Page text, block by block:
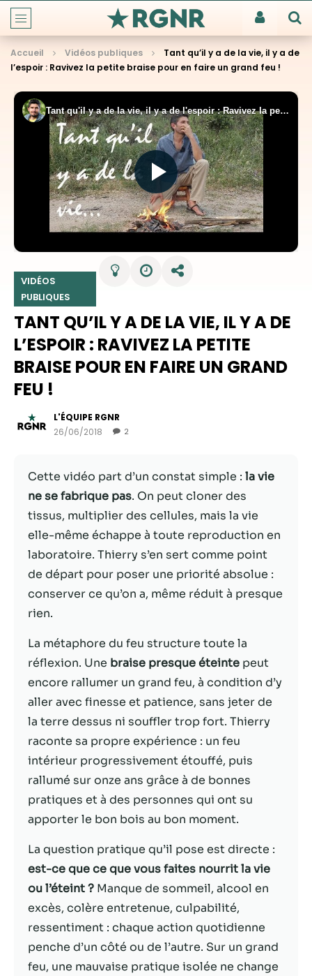
Accueil Vidéos publiques
Tant qu’il y a de la vie, il y a de
l’espoir : Ravivez la petite braise pour en faire un grand feu !
VIDÉOS
PUBLIQUES
TANT QU’IL Y A DE LA VIE, IL Y A DE
L’ESPOIR : RAVIVEZ LA PETITE
BRAISE POUR EN FAIRE UN GRAND
FEU !
L'ÉQUIPE RGNR
26/06/2018
2
Cette vidéo part d’un constat simple : la vie
ne se fabrique pas. On peut cloner des
tissus, multiplier des cellules, mais la vie
elle-même échappe à toute reproduction en
laboratoire. Thierry s’en sert comme point
de départ pour poser une priorité absolue :
conserver ce qu’on a, même réduit à presque
rien.
La métaphore du feu structure toute la
réflexion. Une braise presque éteinte peut
encore rallumer un grand feu, à condition d’y
aller avec finesse et patience, sans jeter de
la terre dessus ni souffler trop fort. Thierry
raconte sa propre expérience : un feu
intérieur progressivement étouffé, puis
rallumé sur onze ans grâce à de bonnes
pratiques et à des personnes qui ont su
apporter le bon bois au bon moment.
La question pratique qu’il pose est directe :
est-ce que ce que vous faites nourrit la vie
ou l’éteint ? Manque de sommeil, alcool en
excès, colère entretenue, culpabilité,
ressentiment : chaque action quotidienne
penche d’un côté ou de l’autre. Sur un grand
feu, une mauvaise pratique isolée ne change
Nécessaire
Ces cookies ne
sont pas
facultatifs. Ils
sont
nécessaires au
fonctionnement
Statistiques
Afin que nous
puissions
améliorer la
fonctionnalité
et la structure
du site Web,
en fonction
de la façon
dont le site
Web est
utilisé.
Experience
Afin que notre
site Web
fonctionne
aussi bien que
possible lors
de votre visite.
Si vous refusez